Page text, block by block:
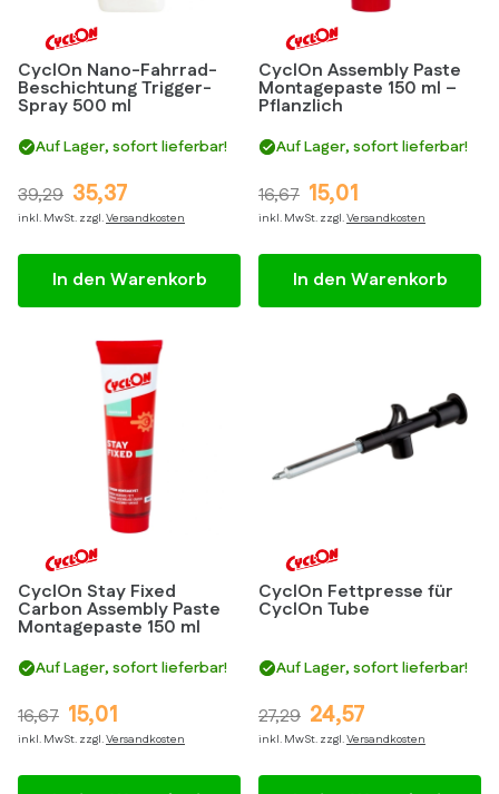
CyclOn Nano-Fahrrad-
Beschichtung Trigger-
Spray 500 ml
Auf Lager, sofort lieferbar!
35,37
39,29
inkl. MwSt. zzgl.Versandkosten
In den Warenkorb
CyclOn Assembly Paste
Montagepaste 150 ml –
Pflanzlich
Auf Lager, sofort lieferbar!
15,01
16,67
inkl. MwSt. zzgl.Versandkosten
In den Warenkorb
CyclOn Stay Fixed
Carbon Assembly Paste
Montagepaste 150 ml
Auf Lager, sofort lieferbar!
15,01
16,67
inkl. MwSt. zzgl.Versandkosten
CyclOn Fettpresse für
CyclOn Tube
Auf Lager, sofort lieferbar!
24,57
27,29
inkl. MwSt. zzgl.Versandkosten